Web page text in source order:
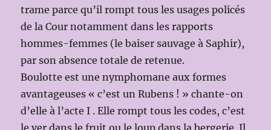
trame parce qu’il rompt tous les usages policés
de la Cour notamment dans les rapports
hommes-femmes (le baiser sauvage à Saphir),
par son absence totale de retenue.
Boulotte est une nymphomane aux formes
avantageuses « c’est un Rubens ! » chante-on
d’elle à l’acte I . Elle rompt tous les codes, c’est